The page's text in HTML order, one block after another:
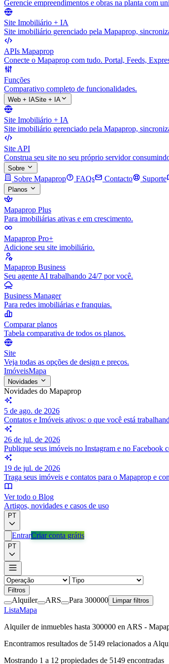
Gerencie empreendimentos e obras na planta com
Site Imobiliário + IA
Site imobiliário gerenciado pela Mapaprop,
APIs Mapaprop
Conecte o Mapaprop com tudo. Portal, Feeds,
Funções
Comparativo completo de funcionalidades.
Web + IASite + IA
Site Imobiliário + IA
Site imobiliário gerenciado pela Mapaprop,
Site API
Construa seu site no seu próprio servidor
Sobre
Sobre Mapaprop FAQs Contacto Suporte
Planos
Mapaprop Plus
Para imobiliárias ativas e em crescimento.
Mapaprop Pro+
Adicione seu site imobiliário.
Mapaprop Business
Seu agente AI trabalhando 24/7 por você.
Business Manager
Para redes imobiliárias e franquias.
Comparar planos
Tabela comparativa de todos os planos.
Site
Veja todas as opções de design e preços.
ImóveisMapa
Novidades
Novidades do Mapaprop
5 de ago. de 2026
Contatos e Imóveis ativos: o que você está
26 de jul. de 2026
Publique seus imóveis no Instagram e no Facebook
19 de jul. de 2026
Traga seus imóveis e contatos para o Mapaprop e
Ver todo o Blog
Artigos, novidades e casos de uso
PT
EntrarCriar conta grátis
PT
Filtros
Alquiler ARS Para 300000 Limpar filtros
ListaMapa
Alquiler de inmuebles hasta 300000 en ARS -
Encontramos resultados de 5149 relacionados a
Mostrando 1 a 12 propiedades de 5149 encontradas